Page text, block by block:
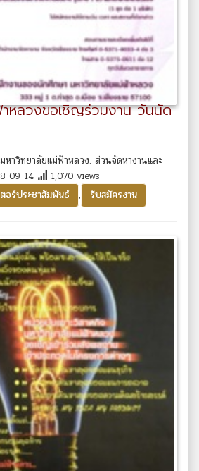
หลวงขอเชิญร่วมงาน วันนัด
มหาวิทยาลัยแม่ฟ้าหลวง. ส่วนจัดหางานและ
09-14
1,070 views
อร์ประชาสัมพันธ์ , รับสมัครงาน